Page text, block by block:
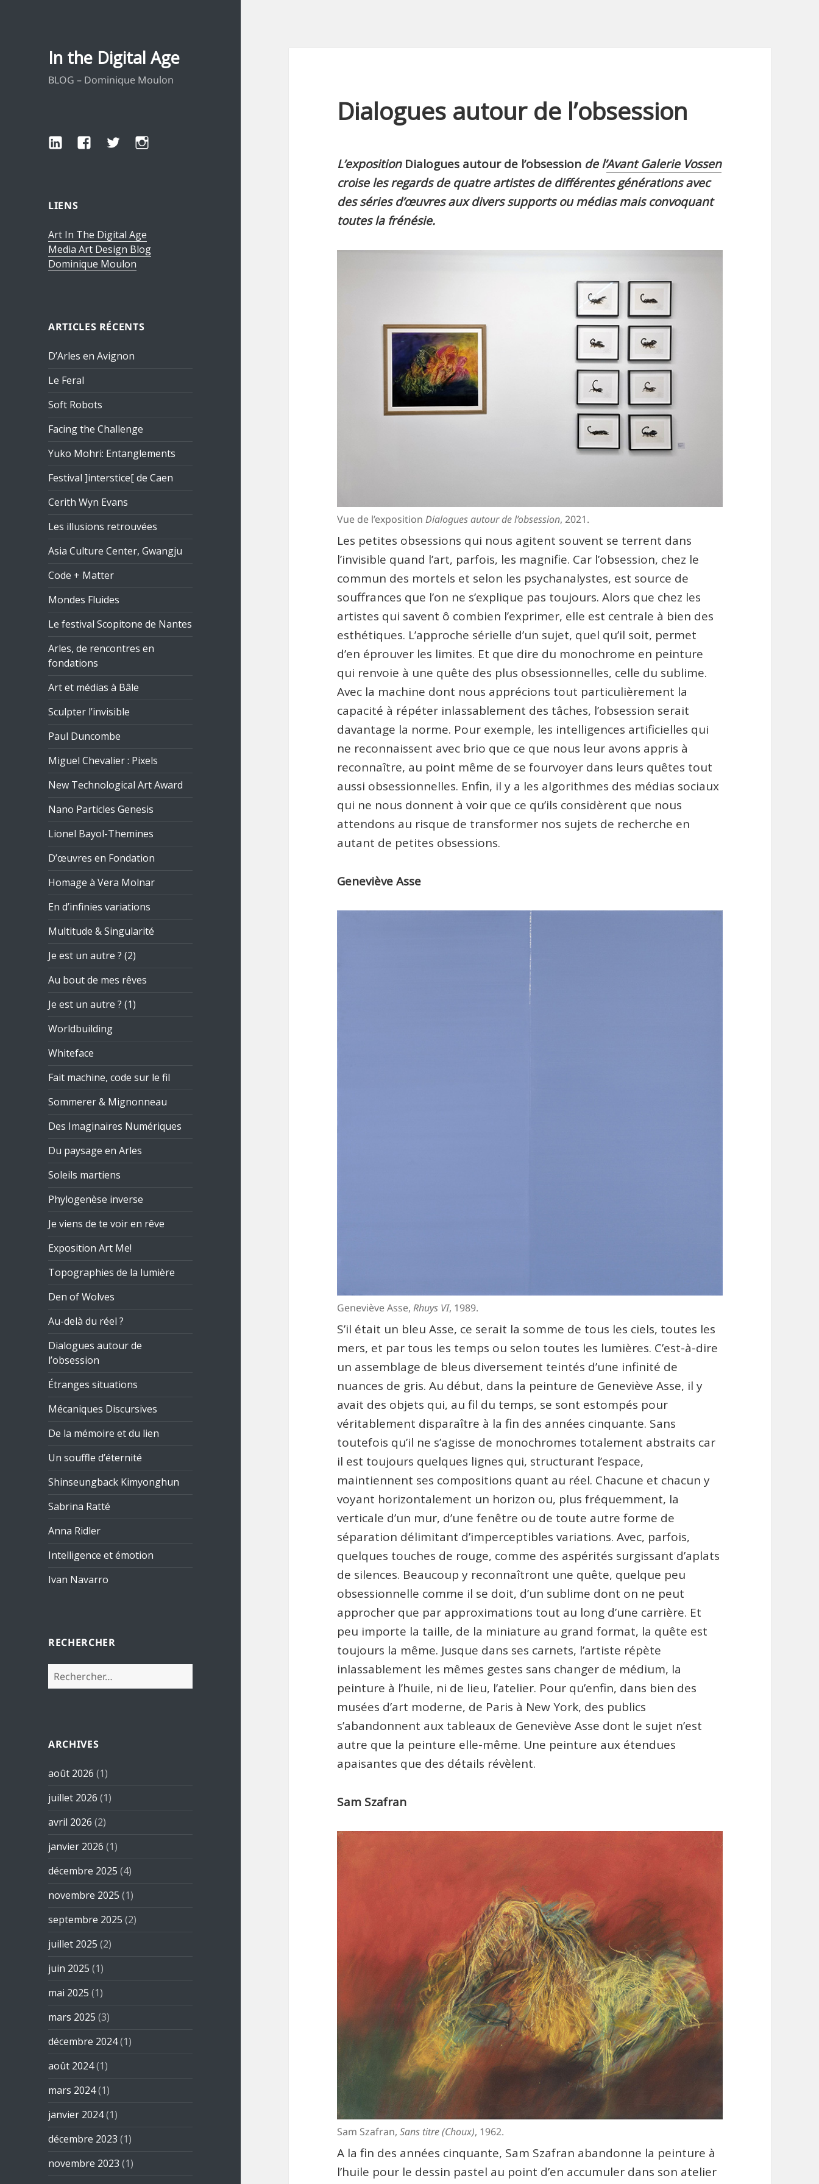
In the Digital Age
BLOG – Dominique Moulon
LinkedInFacebookTwitterInstagram
LIENS
Art In The Digital Age
Media Art Design Blog
Dominique Moulon
ARTICLES RÉCENTS
D’Arles en Avignon
Le Feral
Soft Robots
Facing the Challenge
Yuko Mohri: Entanglements
Festival ]interstice[ de Caen
Cerith Wyn Evans
Les illusions retrouvées
Asia Culture Center, Gwangju
Code + Matter
Mondes Fluides
Le festival Scopitone de Nantes
Arles, de rencontres en
fondations
Art et médias à Bâle
Sculpter l’invisible
Paul Duncombe
Miguel Chevalier : Pixels
New Technological Art Award
Nano Particles Genesis
Lionel Bayol-Themines
D’œuvres en Fondation
Homage à Vera Molnar
En d’infinies variations
Multitude & Singularité
Je est un autre ? (2)
Au bout de mes rêves
Je est un autre ? (1)
Worldbuilding
Whiteface
Fait machine, code sur le fil
Sommerer & Mignonneau
Des Imaginaires Numériques
Du paysage en Arles
Soleils martiens
Phylogenèse inverse
Je viens de te voir en rêve
Exposition Art Me!
Topographies de la lumière
Den of Wolves
Au-delà du réel ?
Dialogues autour de
l’obsession
Étranges situations
Mécaniques Discursives
De la mémoire et du lien
Un souffle d’éternité
Shinseungback Kimyonghun
Sabrina Ratté
Anna Ridler
Intelligence et émotion
Ivan Navarro
RECHERCHER
Rechercher :
ARCHIVES
août 2026 (1)
juillet 2026 (1)
avril 2026 (2)
janvier 2026 (1)
décembre 2025 (4)
novembre 2025 (1)
septembre 2025 (2)
juillet 2025 (2)
juin 2025 (1)
mai 2025 (1)
mars 2025 (3)
décembre 2024(1)
août 2024(1)
mars 2024(1)
janvier 2024(1)
décembre 2023 (1)
novembre 2023 (1)
Dialogues autour de l’obsession
L’exposition Dialogues autour de l’obsession de l’Avant Galerie Vossen
croise les regards de quatre artistes de différentes générations avec
des séries d’œuvres aux divers supports ou médias mais convoquant
toutes la frénésie.
Vue de l’expositionDialogues autour de l’obsession, 2021.
Les petites obsessions qui nous agitent souvent se terrent dans
l’invisible quand l’art, parfois, les magnifie. Car l’obsession, chez le
commun des mortels et selon les psychanalystes, est source de
souffrances que l’on ne s’explique pas toujours. Alors que chez les
artistes qui savent ô combien l’exprimer, elle est centrale à bien des
esthétiques. L’approche sérielle d’un sujet, quel qu’il soit, permet
d’en éprouver les limites. Et que dire du monochrome en peinture
qui renvoie à une quête des plus obsessionnelles, celle du sublime.
Avec la machine dont nous apprécions tout particulièrement la
capacité à répéter inlassablement des tâches, l’obsession serait
davantage la norme. Pour exemple, les intelligences artificielles qui
ne reconnaissent avec brio que ce que nous leur avons appris à
reconnaître, au point même de se fourvoyer dans leurs quêtes tout
aussi obsessionnelles. Enfin, il y a les algorithmes des médias sociaux
qui ne nous donnent à voir que ce qu’ils considèrent que nous
attendons au risque de transformer nos sujets de recherche en
autant de petites obsessions.
Geneviève Asse
Geneviève Asse,Rhuys VI, 1989.
S’il était un bleu Asse, ce serait la somme de tous les ciels, toutes les
mers, et par tous les temps ou selon toutes les lumières. C’est-à-dire
un assemblage de bleus diversement teintés d’une infinité de
nuances de gris. Au début, dans la peinture de Geneviève Asse, il y
avait des objets qui, au fil du temps, se sont estompés pour
véritablement disparaître à la fin des années cinquante. Sans
toutefois qu’il ne s’agisse de monochromes totalement abstraits car
il est toujours quelques lignes qui, structurant l’espace,
maintiennent ses compositions quant au réel. Chacune et chacun y
voyant horizontalement un horizon ou, plus fréquemment, la
verticale d’un mur, d’une fenêtre ou de toute autre forme de
séparation délimitant d’imperceptibles variations. Avec, parfois,
quelques touches de rouge, comme des aspérités surgissant d’aplats
de silences. Beaucoup y reconnaîtront une quête, quelque peu
obsessionnelle comme il se doit, d’un sublime dont on ne peut
approcher que par approximations tout au long d’une carrière. Et
peu importe la taille, de la miniature au grand format, la quête est
toujours la même. Jusque dans ses carnets, l’artiste répète
inlassablement les mêmes gestes sans changer de médium, la
peinture à l’huile, ni de lieu, l’atelier. Pour qu’enfin, dans bien des
musées d’art moderne, de Paris à New York, des publics
s’abandonnent aux tableaux de Geneviève Asse dont le sujet n’est
autre que la peinture elle-même. Une peinture aux étendues
apaisantes que des détails révèlent.
Sam Szafran
Sam Szafran,Sans titre (Choux), 1962.
A la fin des années cinquante, Sam Szafran abandonne la peinture à
l’huile pour le dessin pastel au point d’en accumuler dans son atelier